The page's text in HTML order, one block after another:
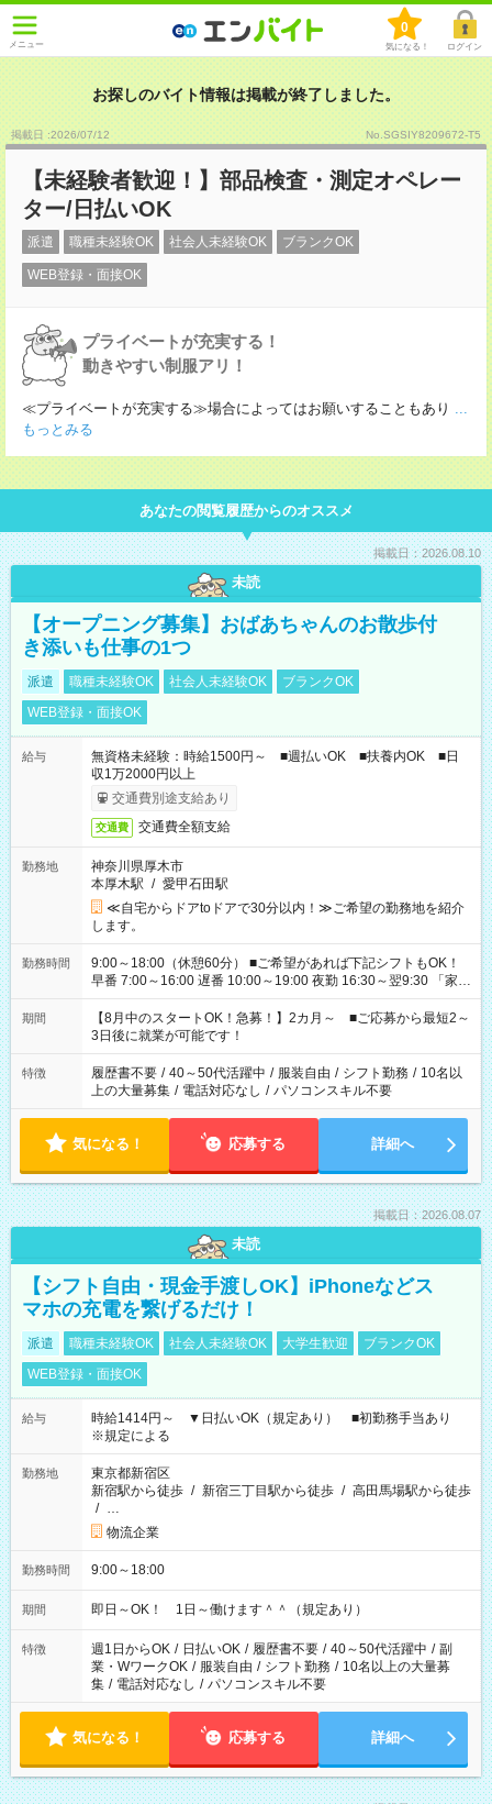
メニュー
0
気になる！ ログイン
お探しのバイト情報は掲載が終了しました。
掲載日 :2026/07/12 No.SGSIY8209672-T5
【未経験者歓迎！】部品検査・測定オペレー
ター/日払いOK
派遣 職種未経験OK 社会人未経験OK ブランクOK
WEB登録・面接OK
プライベートが充実する！
動きやすい制服アリ！
≪プライベートが充実する≫場合によってはお願いすることもあり ...
もっとみる
あなたの閲覧履歴からのオススメ
掲載日：2026.08.10
未読
【オープニング募集】おばあちゃんのお散歩付
き添いも仕事の1つ
派遣 職種未経験OK 社会人未経験OK
ブランクOK
WEB登録・面接OK
給与
無資格未経験：時給1500円～ ■週払いOK ■扶養内OK ■日
収1万2000円以上
交通費別途支給あり
交通費 交通費全額支給
勤務地
神奈川県厚木市
本厚木駅 / 愛甲石田駅
≪自宅からドアtoドアで30分以内！≫ご希望の勤務地を紹介
します。
勤務時間
9:00～18:00（休憩60分） ■ご希望があれば下記シフトもOK！
早番 7:00～16:00 遅番 10:00～19:00 夜勤 16:30～翌9:30 「家族
と休みを合わせたい」 「余裕を持って夕飯の準備がしたい」
「できれば残業はしたくない」 など、ご希望を教えてください
ね。 ※Wワーク希望の方へ 今ご覧のお仕事で希望する勤務時間
と、もう1つのお仕事の勤務時間。 合計で週40時間を超える場
合は応募できません。
期間
【8月中のスタートOK！急募！】2カ月～ ■ご応募から最短2～
3日後に就業が可能です！
特徴 履歴書不要 / 40～50代活躍中 / 服装自由 / シフト勤務 / 10名以
上の大量募集 / 電話対応なし / パソコンスキル不要
気になる！ 応募する 詳細へ
掲載日：2026.08.07
未読
【シフト自由・現金手渡しOK】iPhoneなどス
マホの充電を繋げるだけ！
派遣 職種未経験OK 社会人未経験OK 大学生歓迎
ブランクOK
WEB登録・面接OK
給与
時給1414円～ ▼日払いOK（規定あり） ■初勤務手当あり
※規定による
勤務地
東京都新宿区
新宿駅から徒歩 / 新宿三丁目駅から徒歩 / 高田馬場駅から徒歩
/ …
物流企業
勤務時間 9:00～18:00
期間 即日～OK！ 1日～働けます＾＾（規定あり）
特徴 週1日からOK / 日払いOK / 履歴書不要 / 40～50代活躍中 / 副
業・WワークOK / 服装自由 / シフト勤務 / 10名以上の大量募
集 / 電話対応なし / パソコンスキル不要
気になる！ 応募する 詳細へ